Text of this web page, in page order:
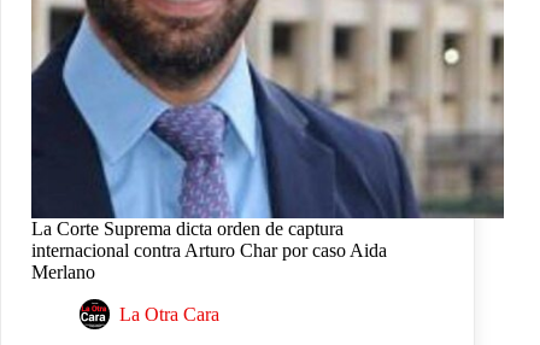
La Corte Suprema dicta orden de captura
internacional contra Arturo Char por caso Aida
Merlano
La Otra Cara